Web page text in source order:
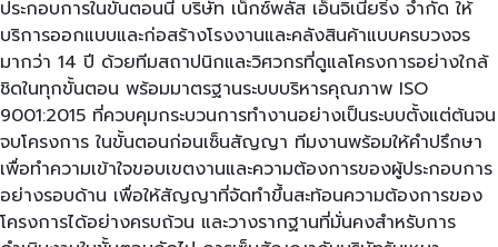
ประกอบการในขั้นตอนนี้ บริษัท เน็กซ์พลัส เอ็นจิเนียริ่ง จำกัด ให้
บริการออกแบบและก่อสร้างโรงงานและคลังสินค้าแบบครบวงจร
มากว่า 14 ปี ด้วยทีมสถาปนิกและวิศวกรที่ดูแลโครงการอย่างใกล้
ชิดในทุกขั้นตอน พร้อมมาตรฐานระบบบริหารคุณภาพ ISO
9001:2015 ที่ควบคุมกระบวนการทำงานอย่างเป็นระบบตั้งแต่ต้นจน
จบโครงการ ในขั้นตอนก่อนเซ็นสัญญา ทีมงานพร้อมให้คำปรึกษา
เพื่อทำความเข้าใจขอบเขตงานและความต้องการของผู้ประกอบการ
อย่างรอบด้าน เพื่อให้สัญญาที่จัดทำขึ้นสะท้อนความต้องการของ
โครงการได้อย่างครบถ้วน และวางรากฐานที่มั่นคงสำหรับการ